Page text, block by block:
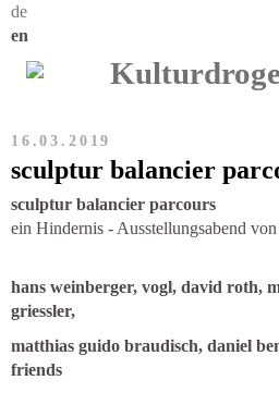
de
en
16.03.2019
sculptur balancier
sculptur balancier parcours
ein Hindernis - Ausstellungsabend
hans weinberger, vogl, david roth,
griessler,
matthias guido braudisch, daniel
friends